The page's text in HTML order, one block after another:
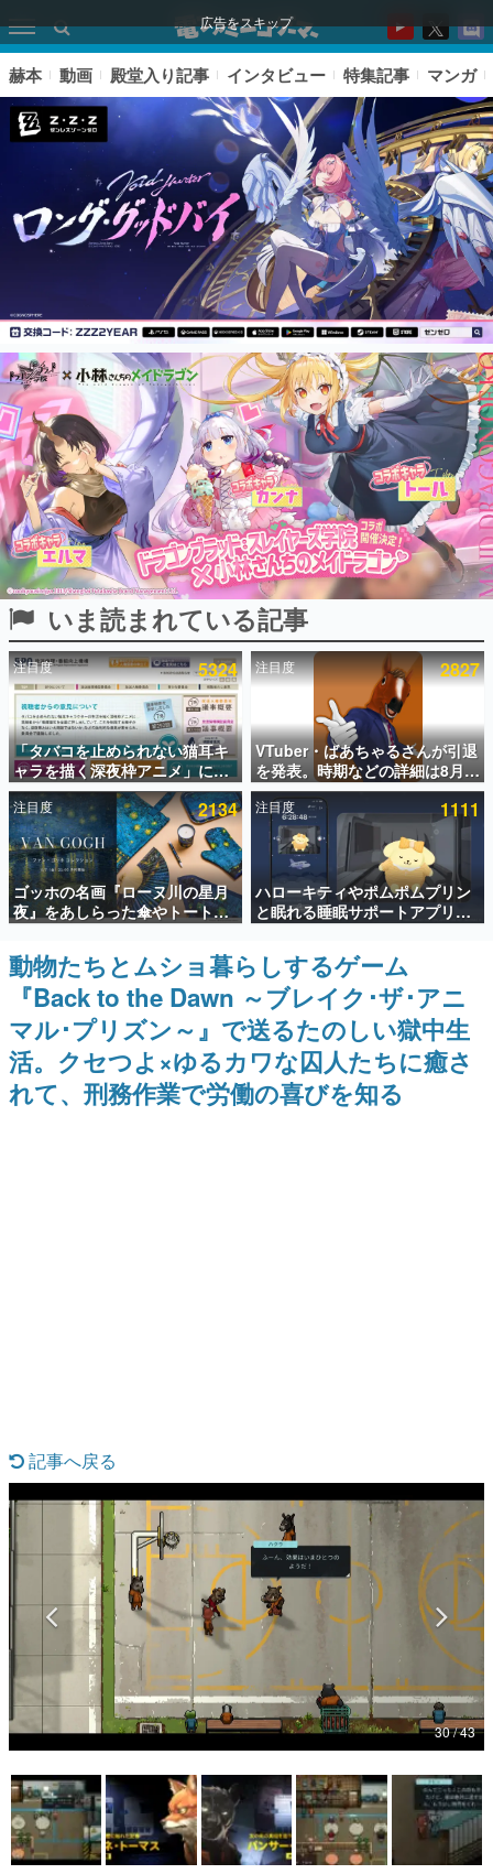
広告をスキップ
ピックアップ
電ファミのいま読まれている記事ランキング
アプリセール情報
インタビュー
連載・特集一覧
殿堂入り記事
SNS拡散数が数千以上！ ページビュー数万以上！ などな
ど。多くの人々に読まれた、電ファミ渾身の“殿堂入り”記
事をまとめました。
ゲームの企画書
名作ゲームクリエイターの方々に製作時のエピソードをお
聞きし、ヒットする企画（ゲーム）とは何か？を探ってい
きます。
赫本
この物語を解いてはいけない。『赫本』は、〈試験問題〉
の形をした短編ホラー小説集です。
新世代に訊く
これからのデジタルゲーム市場を担う若きクリエイター達
の姿を追い、彼らのルーツと情熱を探っていきます。
ゲーム世代の作家たち
ゲームに多大な影響を受けた作家さんに取材し、ゲームが
日本のコンテンツ産業やカルチャーに与えた影響を探る企
画です。
日本モバイルゲーム産業史
日本のモバイルゲーム史における主要なトピック・タイト
ルを網羅するほか、開発者へのインタビューや識者による
解説を掲載。約20年の歴史が一望できる決定版！
特集記事
女性向け
アプリレビュー
その他
電ファミニコゲーマーとは？
運営：株式会社マレ
赫本 動画 殿堂入り記事 インタビュー 特集記事 マンガ
いま読まれている記事
注目度 5324
「タバコを止められない猫耳キ
ャラを描く深夜枠アニメ」に視
聴者の一部から批判意見。違法
薬物の使用と思しき描写も含め
て、BPOが議論を交わす
注目度 2827
VTuber・ばあちゃるさんが引退
を発表。時期などの詳細は8月9
日15時からの配信で説明
注目度 2134
ゴッホの名画『ローヌ川の星月
夜』をあしらった傘やトートバ
ッグなどが登場。8月7日21時よ
り2日間限定で予約販売
注目度 1111
ハローキティやポムポムプリン
と眠れる睡眠サポートアプリ
『ゆめたび』が配信中。キャラ
ごとのASMRや目覚ましアラー
ムも搭載
動物たちとムショ暮らしするゲーム
『Back to the Dawn ～ブレイク･ザ･アニ
マル･プリズン～』で送るたのしい獄中生
活。クセつよ×ゆるカワな囚人たちに癒さ
れて、刑務作業で労働の喜びを知る
記事へ戻る
30 / 43